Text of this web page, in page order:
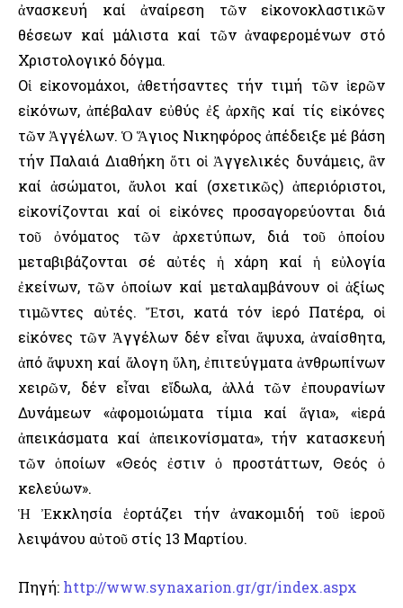
ἀνασκευή καί ἀναίρεση τῶν εἰκονοκλαστικῶν
θέσεων καί μάλιστα καί τῶν ἀναφερομένων στό
Χριστολογικό δόγμα.
Οἱ εἰκονομάχοι, ἀθετήσαντες τήν τιμή τῶν ἱερῶν
εἰκόνων, ἀπέβαλαν εὐθύς ἐξ ἀρχῆς καί τίς εἰκόνες
τῶν Ἀγγέλων. Ὁ Ἅγιος Νικηφόρος ἀπέδειξε μέ βάση
τήν Παλαιά Διαθήκη ὅτι οἱ Ἀγγελικές δυνάμεις, ἂν
καί ἀσώματοι, ἄυλοι καί (σχετικῶς) ἀπεριόριστοι,
εἰκονίζονται καί οἱ εἰκόνες προσαγορεύονται διά
τοῦ ὀνόματος τῶν ἀρχετύπων, διά τοῦ ὁποίου
μεταβιβάζονται σέ αὐτές ἡ χάρη καί ἡ εὐλογία
ἐκείνων, τῶν ὁποίων καί μεταλαμβάνουν οἱ ἀξίως
τιμῶντες αὐτές. Ἔτσι, κατά τόν ἱερό Πατέρα, οἱ
εἰκόνες τῶν Ἀγγέλων δέν εἶναι ἄψυχα, ἀναίσθητα,
ἀπό ἄψυχη καί ἄλογη ὕλη, ἐπιτεύγματα ἀνθρωπίνων
χειρῶν, δέν εἶναι εἴδωλα, ἀλλά τῶν ἐπουρανίων
Δυνάμεων «ἀφομοιώματα τίμια καί ἅγια», «ἱερά
ἀπεικάσματα καί ἀπεικονίσματα», τήν κατασκευή
τῶν ὁποίων «Θεός ἐστιν ὁ προστάττων, Θεός ὁ
κελεύων».
Ἡ Ἐκκλησία ἑορτάζει τήν ἀνακομιδή τοῦ ἱεροῦ
λειψάνου αὐτοῦ στίς 13 Μαρτίου.
Πηγή: http://www.synaxarion.gr/gr/index.aspx